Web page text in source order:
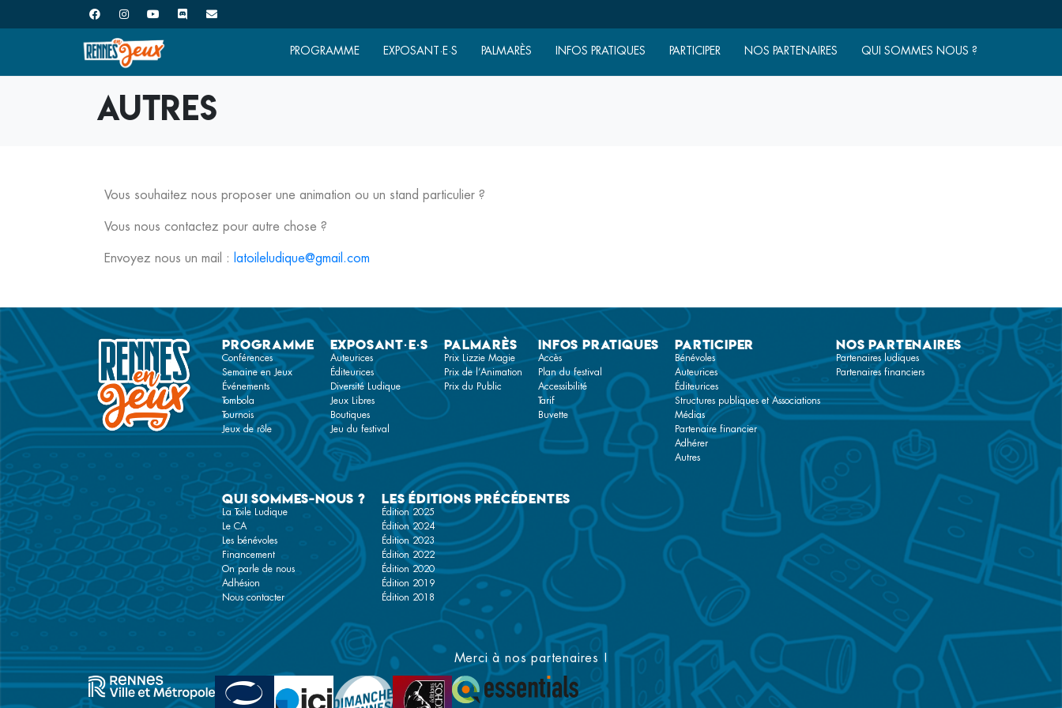
PROGRAMME EXPOSANT·E·S PALMARÈS INFOS PRATIQUES PARTICIPER NOS PARTENAIRES QUI SOMMES NOUS ?
Autres
Vous souhaitez nous proposer une animation ou un stand particulier ?
Vous nous contactez pour autre chose ?
Envoyez nous un mail : latoileludique@gmail.com
Programme
Conférences
Semaine en Jeux
Événements
Tombola
Tournois
Jeux de rôle
Exposant·e·s
Auteurices
Éditeurices
Diversité Ludique
Jeux Libres
Boutiques
Jeu du festival
Palmarès
Prix Lizzie Magie
Prix de l’Animation
Prix du Public
Infos pratiques
Accès
Plan du festival
Accessibilité
Tarif
Buvette
Participer
Bénévoles
Auteurices
Éditeurices
Structures publiques et Associations
Médias
Partenaire financier
Adhérer
Autres
Nos partenaires
Partenaires ludiques
Partenaires financiers
Qui sommes-nous ?
La Toile Ludique
Le CA
Les bénévoles
Financement
On parle de nous
Adhésion
Nous contacter
Les éditions précédentes
Édition 2025
Édition 2024
Édition 2023
Édition 2022
Édition 2020
Édition 2019
Édition 2018
Merci à nos partenaires !